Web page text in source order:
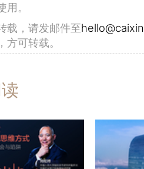
。
载，请发邮件至
方可转载。